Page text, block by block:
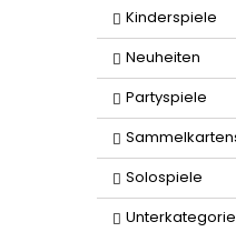
Kinderspiele
Neuheiten
Partyspiele
Solospiele